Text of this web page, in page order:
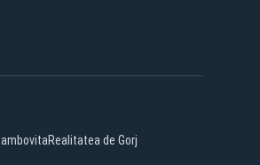
Realitatea de Gorj